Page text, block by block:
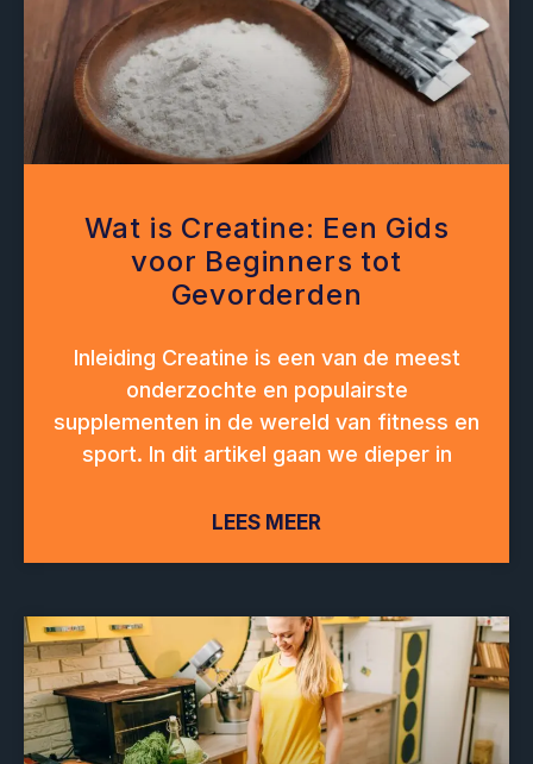
Wat is Creatine: Een Gids
voor Beginners tot
Gevorderden
Inleiding Creatine is een van de meest
onderzochte en populairste
supplementen in de wereld van fitness en
sport. In dit artikel gaan we dieper in
LEES MEER